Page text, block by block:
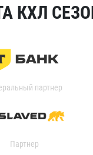
КХЛ
партнер
Партнер